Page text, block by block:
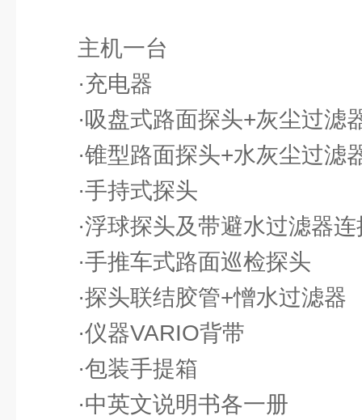
主机一台
·充电器
·吸盘式路面探头+灰尘过滤
·锥型路面探头+水灰尘过滤
·手持式探头
·浮球探头及带避水过滤器
·手推车式路面巡检探头
·探头联结胶管+憎水过滤器
·仪器VARIO背带
·包装手提箱
·中英文说明书各一册